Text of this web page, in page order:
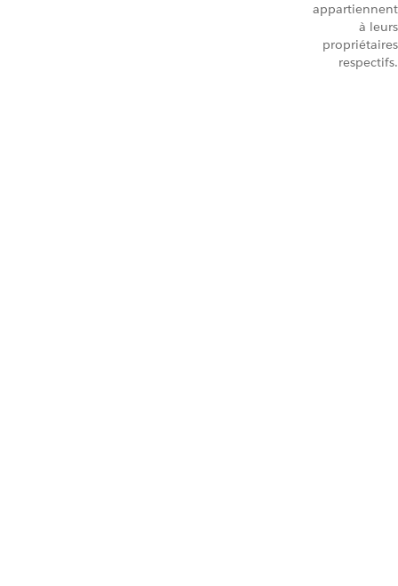
appartiennent
à leurs
propriétaires
respectifs.